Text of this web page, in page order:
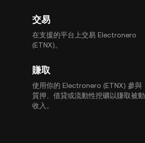
交易
在支援的平台上交易 Electronero
(ETNX)。
賺取
使用你的 Electronero (ETNX) 參與
質押、借貸或流動性挖礦以賺取被動
收入。